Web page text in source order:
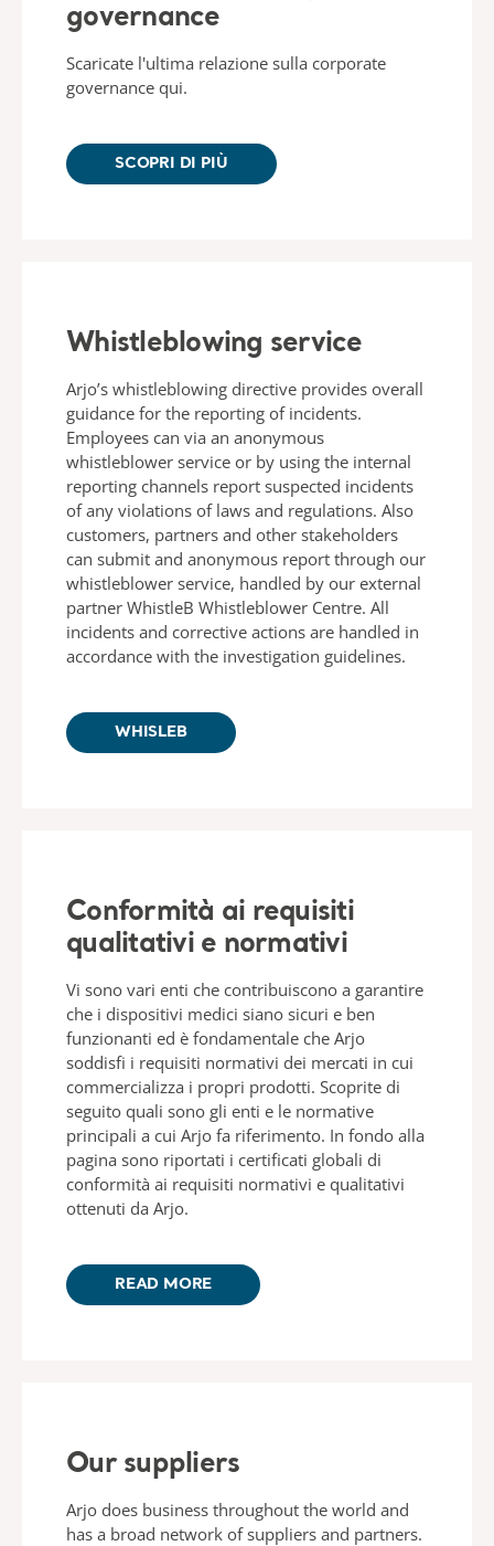
governance
Scaricate l'ultima relazione sulla corporate
governance qui.
SCOPRI DI PIÙ
Whistleblowing service
Arjo’s whistleblowing directive provides overall
guidance for the reporting of incidents.
Employees can via an anonymous
whistleblower service or by using the internal
reporting channels report suspected incidents
of any violations of laws and regulations. Also
customers, partners and other stakeholders
can submit and anonymous report through our
whistleblower service, handled by our external
partner WhistleB Whistleblower Centre. All
incidents and corrective actions are handled in
accordance with the investigation guidelines.
WHISLEB
Conformità ai requisiti
qualitativi e normativi
Vi sono vari enti che contribuiscono a garantire
che i dispositivi medici siano sicuri e ben
funzionanti ed è fondamentale che Arjo
soddisfi i requisiti normativi dei mercati in cui
commercializza i propri prodotti. Scoprite di
seguito quali sono gli enti e le normative
principali a cui Arjo fa riferimento. In fondo alla
pagina sono riportati i certificati globali di
conformità ai requisiti normativi e qualitativi
ottenuti da Arjo.
READ MORE
Our suppliers
Arjo does business throughout the world and
has a broad network of suppliers and partners.